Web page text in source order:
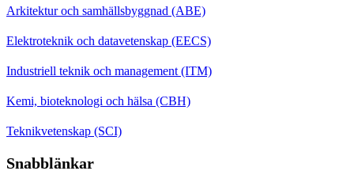
Arkitektur och samhällsbyggnad (ABE)
Elektroteknik och datavetenskap (EECS)
Industriell teknik och management (ITM)
Kemi, bioteknologi och hälsa (CBH)
Teknikvetenskap (SCI)
Snabblänkar